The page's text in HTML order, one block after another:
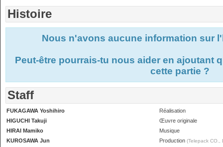
Histoire
Nous n'avons aucune information sur
Peut-être pourrais-tu nous aider en ajoutant
cette partie ?
Staff
FUKAGAWA Yoshihiro
Réalisation
HIGUCHI Takuji
Œuvre originale
HIRAI Mamiko
Musique
KUROSAWA Jun
Production (Telepack CO.,